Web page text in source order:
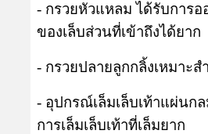
- กรวยหัวแหลม ได้รับการ
ของเล็บส่วนที่เข้าถึงได้ยาก
- กรวยปลายลูกกลิ้งเหมาะ
- อุปกรณ์เล็มเล็บเท้าแผ่นก
การเล็มเล็บเท้าที่เล็มยาก